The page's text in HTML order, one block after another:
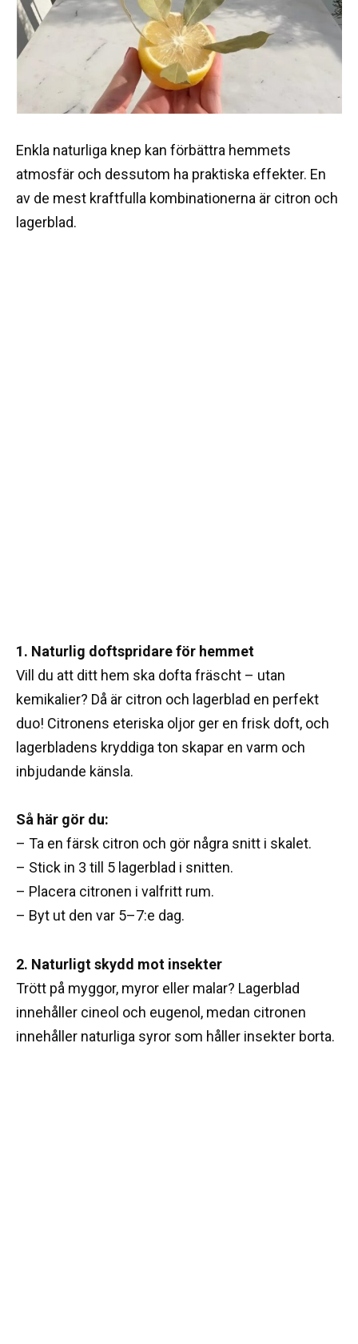
Enkla naturliga knep kan förbättra hemmets
atmosfär och dessutom ha praktiska effekter. En
av de mest kraftfulla kombinationerna är citron och
lagerblad.
1. Naturlig doftspridare för hemmet
Vill du att ditt hem ska dofta fräscht – utan
kemikalier? Då är citron och lagerblad en perfekt
duo! Citronens eteriska oljor ger en frisk doft, och
lagerbladens kryddiga ton skapar en varm och
inbjudande känsla.
Så här gör du:
– Ta en färsk citron och gör några snitt i skalet.
– Stick in 3 till 5 lagerblad i snitten.
– Placera citronen i valfritt rum.
– Byt ut den var 5–7:e dag.
2. Naturligt skydd mot insekter
Trött på myggor, myror eller malar? Lagerblad
innehåller cineol och eugenol, medan citronen
innehåller naturliga syror som håller insekter borta.